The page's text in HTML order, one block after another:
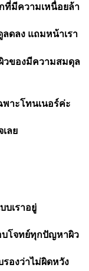
ที่มีความเหนื่อยล้า
ดลง แถมหน้าเรา
วของมีความสมดุล
พาะโทนเนอร์ค่ะ
ลย
บเราอยู่
บโจทย์ทุกปัญหาผิว
รองว่าไม่ผิดหวัง